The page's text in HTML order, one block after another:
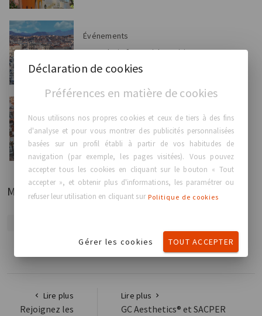
Événements
GC Aesthetics® est ravi de participer en tant que
sponsor Pl...
GC Aesthetics® est heureux d'annoncer sa
présence en tant qu...
Mots clés
Lire plus
Rejoignez les
Lire plus
GC Aesthetics® et SACPER
Déclaration de cookies
Préférences en matière de cookies
Nous utilisons nos propres cookies et ceux de tiers à des fins
d'analyse et pour vous montrer des publicités personnalisées
basées sur un profil établi à partir de vos habitudes de
navigation (par exemple, les pages visitées). Vous pouvez
accepter tous les cookies en cliquant sur le bouton « Tout
accepter », et obtenir plus d'informations, les paramétrer ou
refuser leur utilisation en cliquant sur Politique de cookies
Gérer les cookies TOUT ACCEPTER